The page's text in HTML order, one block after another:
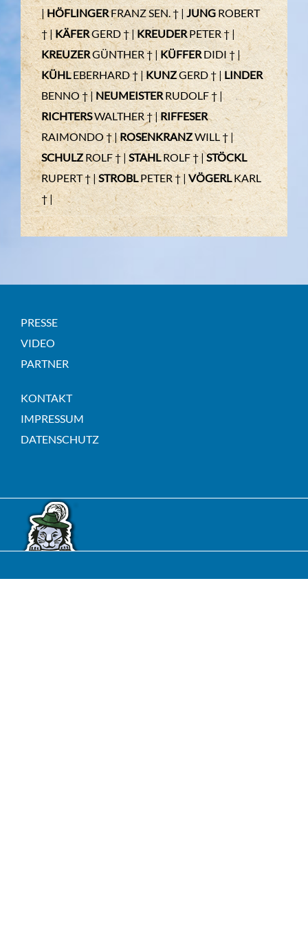
|HÖFLINGERFRANZ SEN. † |JUNGROBERT
† |KÄFERGERD † |KREUDERPETER † |
KREUZERGÜNTHER † |KÜFFERDIDI † |
KÜHLEBERHARD † | KUNZGERD † | LINDER
BENNO † | NEUMEISTERRUDOLF † |
RICHTERSWALTHER † |RIFFESER
RAIMONDO † |ROSENKRANZWILL † |
SCHULZROLF † |STAHLROLF † |STÖCKL
RUPERT † |STROBLPETER † | VÖGERLKARL
† |
PRESSE
VIDEO
PARTNER
KONTAKT
IMPRESSUM
DATENSCHUTZ